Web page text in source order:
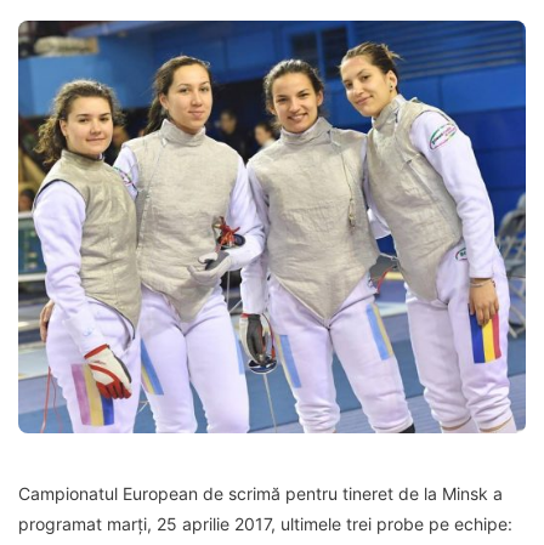
Campionatul European de scrimă pentru tineret de la Minsk a
programat marți, 25 aprilie 2017, ultimele trei probe pe echipe: